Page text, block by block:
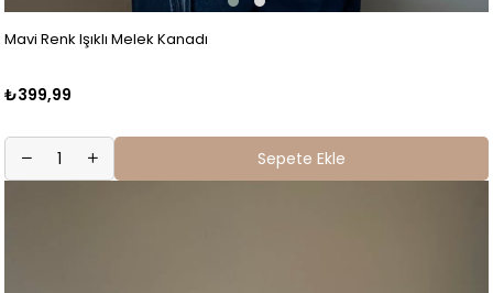
Mavi Renk Işıklı Melek Kanadı
₺399,99
Sepete Ekle